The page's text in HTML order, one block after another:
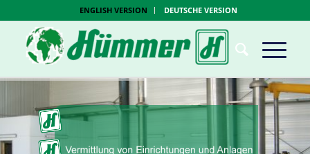
ENGLISH VERSION DEUTSCHE VERSION